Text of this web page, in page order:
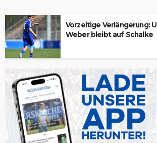
Vorzeitige Verlängerung:
Weber bleibt auf Schalke